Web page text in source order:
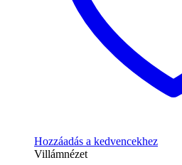
Hozzáadás a kedvencekhez
Villámnézet